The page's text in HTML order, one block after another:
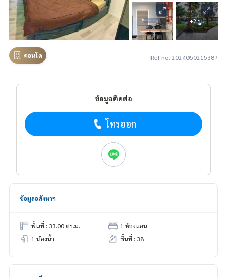
+2 รูป
คอนโด Ref no. 2024050215387
ข้อมูลติดต่อ
โทรออก
ข้อมูลอสังหาฯ
พื้นที่ : 33.00 ตร.ม.
1 ห้องนอน
1 ห้องน้ำ
ชั้นที่ : 38